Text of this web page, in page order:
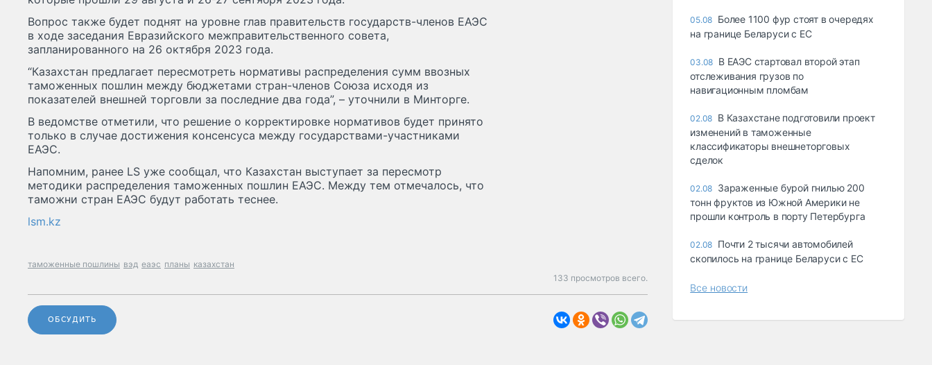
Вопрос также будет поднят на уровне глав правительств государств-членов ЕАЭС
в ходе заседания Евразийского межправительственного совета,
запланированного на 26 октября 2023 года.
“Казахстан предлагает пересмотреть нормативы распределения сумм ввозных
таможенных пошлин между бюджетами стран-членов Союза исходя из
показателей внешней торговли за последние два года”, – уточнили в Минторге.
В ведомстве отметили, что решение о корректировке нормативов будет принято
только в случае достижения консенсуса между государствами-участниками
ЕАЭС.
Напомним, ранее LS уже сообщал, что Казахстан выступает за пересмотр
методики распределения таможенных пошлин ЕАЭС. Между тем отмечалось, что
таможни стран ЕАЭС будут работать теснее.
lsm.kz
таможенные пошлины вэд еаэс планы казахстан
133 просмотров всего.
ОБСУДИТЬ
05.08 Более 1100 фур стоят в очередях
на границе Беларуси с ЕС
03.08 В ЕАЭС стартовал второй этап
отслеживания грузов по
навигационным пломбам
02.08 В Казахстане подготовили проект
изменений в таможенные
классификаторы внешнеторговых
сделок
02.08 Зараженные бурой гнилью 200
тонн фруктов из Южной Америки не
прошли контроль в порту Петербурга
02.08 Почти 2 тысячи автомобилей
скопилось на границе Беларуси с ЕС
Все новости